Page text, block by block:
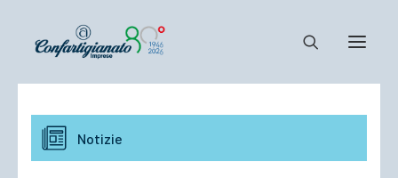
Notizie e Documenti
Confartigianato
Notizie